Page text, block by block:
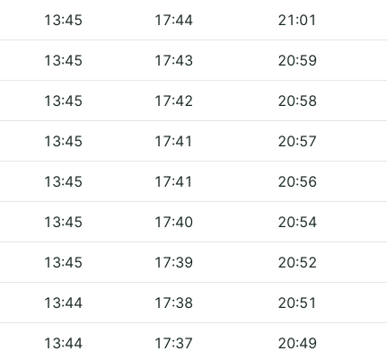
13:45 17:44 21:01
13:45 17:43 20:59
13:45 17:42 20:58
13:45 17:41 20:57
13:45 17:41 20:56
13:45 17:40 20:54
13:45 17:39 20:52
13:44 17:38 20:51
13:44 17:37 20:49